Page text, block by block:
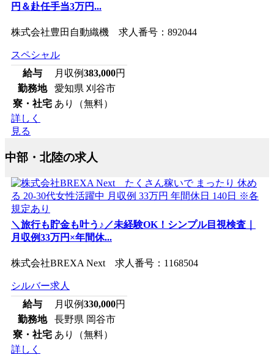
円＆赴任手当3万円...
株式会社豊田自動織機 求人番号：892044
スペシャル
給与
月収例383,000円
勤務地
愛知県 刈谷市
寮・社宅 あり（無料）
詳しく
見る
中部・北陸の求人
＼旅行も貯金も叶う♪／未経験OK！シンプル目視検査｜
月収例33万円×年間休...
株式会社BREXA Next 求人番号：1168504
シルバー求人
給与
月収例330,000円
勤務地
長野県 岡谷市
寮・社宅 あり（無料）
詳しく